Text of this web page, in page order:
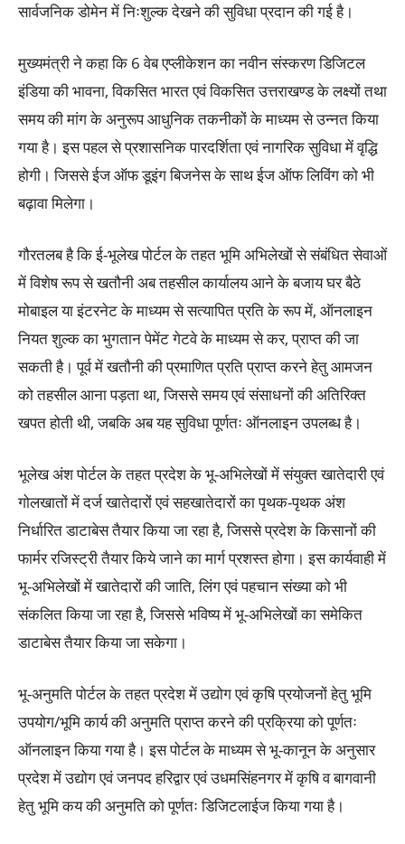
सार्वजनिक डोमेन में निःशुल्क देखने की सुविधा प्रदान की गई है।
मुख्यमंत्री ने कहा कि 6 वेब एप्लीकेशन का नवीन संस्करण डिजिटल
इंडिया की भावना, विकसित भारत एवं विकसित उत्तराखण्ड के लक्ष्यों तथा
समय की मांग के अनुरूप आधुनिक तकनीकों के माध्यम से उन्नत किया
गया है। इस पहल से प्रशासनिक पारदर्शिता एवं नागरिक सुविधा में वृद्धि
होगी। जिससे ईज ऑफ डूइंग बिजनेस के साथ ईज ऑफ लिविंग को भी
बढ़ावा मिलेगा।
गौरतलब है कि ई-भूलेख पोर्टल के तहत भूमि अभिलेखों से संबंधित सेवाओं
में विशेष रूप से खतौनी अब तहसील कार्यालय आने के बजाय घर बैठे
मोबाइल या इंटरनेट के माध्यम से सत्यापित प्रति के रूप में, ऑनलाइन
नियत शुल्क का भुगतान पेमेंट गेटवे के माध्यम से कर, प्राप्त की जा
सकती है। पूर्व में खतौनी की प्रमाणित प्रति प्राप्त करने हेतु आमजन
को तहसील आना पड़ता था, जिससे समय एवं संसाधनों की अतिरिक्त
खपत होती थी, जबकि अब यह सुविधा पूर्णतः ऑनलाइन उपलब्ध है।
भूलेख अंश पोर्टल के तहत प्रदेश के भू-अभिलेखों में संयुक्त खातेदारी एवं
गोलखातों में दर्ज खातेदारों एवं सहखातेदारों का पृथक-पृथक अंश
निर्धारित डाटाबेस तैयार किया जा रहा है, जिससे प्रदेश के किसानों की
फार्मर रजिस्ट्री तैयार किये जाने का मार्ग प्रशस्त होगा। इस कार्यवाही में
भू-अभिलेखों में खातेदारों की जाति, लिंग एवं पहचान संख्या को भी
संकलित किया जा रहा है, जिससे भविष्य में भू-अभिलेखों का समेकित
डाटाबेस तैयार किया जा सकेगा।
भू-अनुमति पोर्टल के तहत प्रदेश में उद्योग एवं कृषि प्रयोजनों हेतु भूमि
उपयोग/भूमि कार्य की अनुमति प्राप्त करने की प्रक्रिया को पूर्णतः
ऑनलाइन किया गया है। इस पोर्टल के माध्यम से भू-कानून के अनुसार
प्रदेश में उद्योग एवं जनपद हरिद्वार एवं उधमसिंहनगर में कृषि व बागवानी
हेतु भूमि कय की अनुमति को पूर्णतः डिजिटलाईज किया गया है।